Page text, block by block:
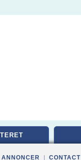
ANNONCER CONTACT